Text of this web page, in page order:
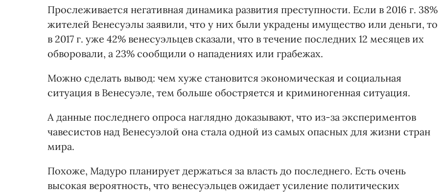
Прослеживается негативная динамика развития преступности. Если в 2016 г. 38%
жителей Венесуэлы заявили, что у них были украдены имущество или деньги, то
в 2017 г. уже 42% венесуэльцев сказали, что в течение последних 12 месяцев их
обворовали, а 23% сообщили о нападениях или грабежах.
Можно сделать вывод: чем хуже становится экономическая и социальная
ситуация в Венесуэле, тем больше обостряется и криминогенная ситуация.
А данные последнего опроса наглядно доказывают, что из-за экспериментов
чавесистов над Венесуэлой она стала одной из самых опасных для жизни стран
мира.
Похоже, Мадуро планирует держаться за власть до последнего. Есть очень
высокая вероятность, что венесуэльцев ожидает усиление политических